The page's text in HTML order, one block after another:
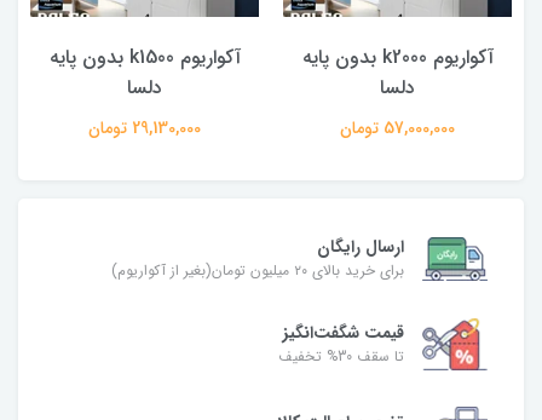
آکواریوم k2000 بدون پایه
دلسا
57,000,000 تومان
آکواریوم k1500 بدون پایه
دلسا
29,130,000 تومان
ارسال رایگان
برای خرید بالای ۲۰ میلیون تومان(بغیر از آکواریوم)
قیمت شگفت‌انگیز
تا سقف 30% تخفیف